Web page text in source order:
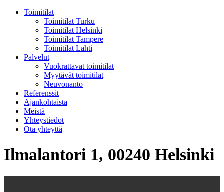
Toimitilat
Toimitilat Turku
Toimitilat Helsinki
Toimitilat Tampere
Toimitilat Lahti
Palvelut
Vuokrattavat toimitilat
Myytävät toimitilat
Neuvonanto
Referenssit
Ajankohtaista
Meistä
Yhteystiedot
Ota yhteyttä
Ilmalantori 1, 00240 Helsinki